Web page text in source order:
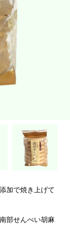
加で焼き上げて
部せんべい胡麻